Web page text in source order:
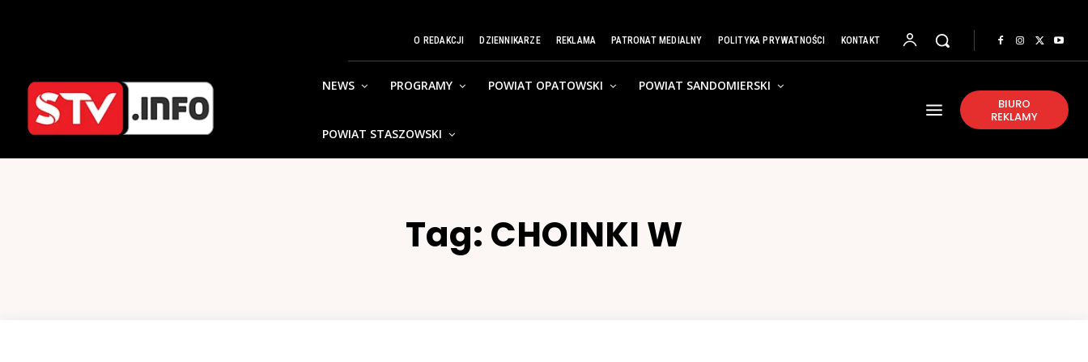
O REDAKCJI DZIENNIKARZE REKLAMA PATRONAT MEDIALNY POLITYKA PRYWATNOŚCI KONTAKT
NEWS PROGRAMY POWIAT OPATOWSKI POWIAT SANDOMIERSKI
POWIAT STASZOWSKI
BIURO
REKLAMY
Tag: CHOINKI W